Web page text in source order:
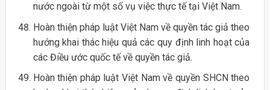
nước ngoài từ một số vụ việc thực tế tại Việt Nam.
Hoàn thiện pháp luật Việt Nam về quyền tác giả theo
hướng khai thác hiệu quả các quy định linh hoạt của
các Điều ước quốc tế về quyền tác giả.
Hoàn thiện pháp luật Việt Nam về quyền SHCN theo